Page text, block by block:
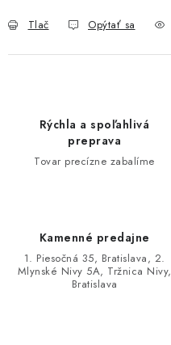
Tlač Opýtať sa
Rýchla a spoľahlivá
preprava
Tovar precízne zabalíme
Kamenné predajne
1. Piesočná 35, Bratislava, 2.
Mlynské Nivy 5A, Tržnica Nivy,
Bratislava